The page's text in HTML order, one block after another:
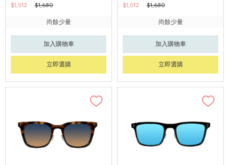
$1,512
$1,680
尚餘少量
加入購物車
立即選購
$1,512
$1,680
尚餘少量
加入購物車
立即選購